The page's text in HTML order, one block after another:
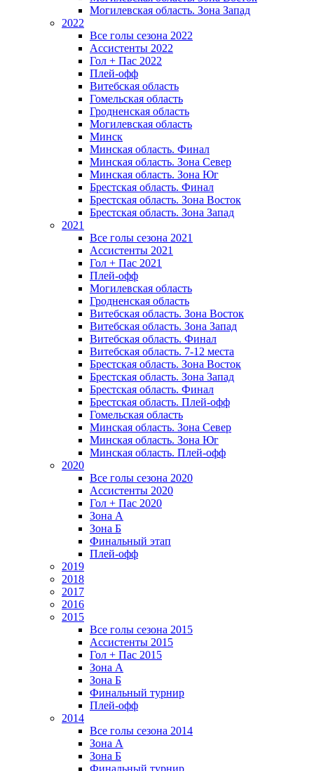
Могилевская область. Зона Запад
2022
Все голы сезона 2022
Ассистенты 2022
Гол + Пас 2022
Плей-офф
Витебская область
Гомельская область
Гродненская область
Могилевская область
Минск
Mинская область. Финал
Минская область. Зона Север
Минская область. Зона Юг
Брестская область. Финал
Брестская область. Зона Восток
Брестская область. Зона Запад
2021
Все голы сезона 2021
Ассистенты 2021
Гол + Пас 2021
Плей-офф
Могилевская область
Гродненская область
Витебская область. Зона Восток
Витебская область. Зона Запад
Витебская область. Финал
Витебская область. 7-12 места
Брестская область. Зона Восток
Брестская область. Зона Запад
Брестская область. Финал
Брестская область. Плей-офф
Гомельская область
Минская область. Зона Север
Минская область. Зона Юг
Минская область. Плей-офф
2020
Все голы сезона 2020
Ассистенты 2020
Гол + Пас 2020
Зона А
Зона Б
Финальный этап
Плей-офф
2019
2018
2017
2016
2015
Все голы сезона 2015
Ассистенты 2015
Гол + Пас 2015
Зона А
Зона Б
Финальный турнир
Плей-офф
2014
Все голы сезона 2014
Зона А
Зона Б
Финальный турнир